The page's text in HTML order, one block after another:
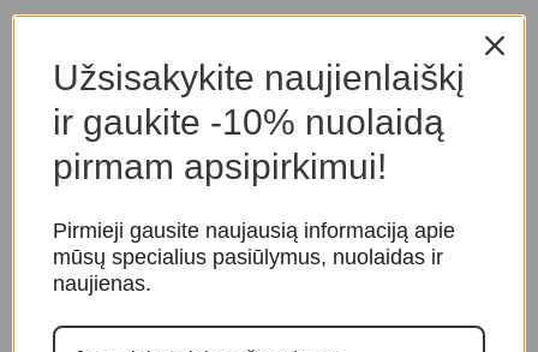
Taro Kortos Harmonious
Oracle Kortos The Secret
Užsisakykite naujienlaiškį
ir gaukite -10% nuolaidą
pirmam apsipirkimui!
Pirmieji gausite naujausią informaciją apie
mūsų specialius pasiūlymus, nuolaidas ir
naujienas.